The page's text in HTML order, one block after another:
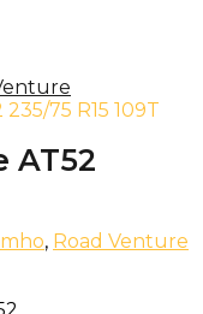
75 R15 109T
AT52
, Road Venture